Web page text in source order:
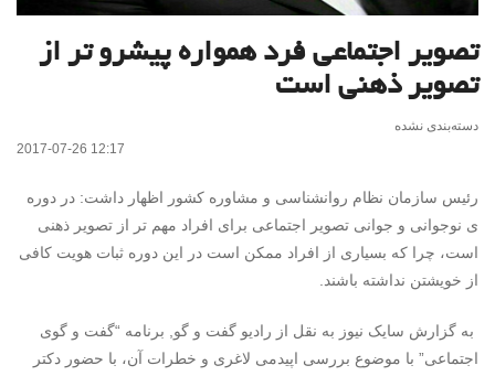
تصویر اجتماعی فرد همواره پیشرو تر از
تصویر ذهنی است
دسته‌بندی نشده
2017-07-26 12:17
رئیس سازمان نظام روانشناسی و مشاوره کشور اظهار داشت: در دوره
ی نوجوانی و جوانی تصویر اجتماعی برای افراد مهم تر از تصویر ذهنی
است، چرا که بسیاری از افراد ممکن است در این دوره ثبات هویت کافی
از خویشتن نداشته باشند.
به گزارش سایک نیوز به نقل از رادیو گفت و گو, برنامه “گفت و گوی
اجتماعی” با موضوع بررسی اپیدمی لاغری و خطرات آن، با حضور دکتر